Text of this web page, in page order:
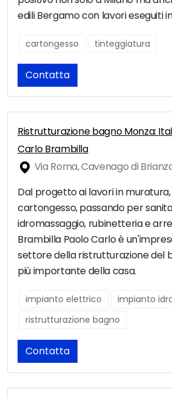
edili Bergamo con lavori eseguiti
cartongesso tinteggiatura
Contatta
Ristrutturazione bagno Monza:
Carlo Brambilla
Via Roma, Cavenago di
Dal progetto ai lavori in
cartongesso, passando per
idromassaggio, rubinetteria e
Brambilla Paolo Carlo è
settore della ristrutturazione del
più importante della casa.
impianto elettrico
impianto
ristrutturazione bagno
Contatta